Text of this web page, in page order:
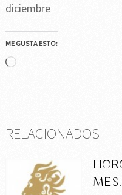
diciembre
ME GUSTA ESTO:
Cargando...
RELACIONADOS